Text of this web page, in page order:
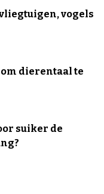
vogels
dierentaal te
suiker de